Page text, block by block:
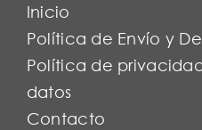
Inicio
Política de Envío y
Política de
datos
Contacto